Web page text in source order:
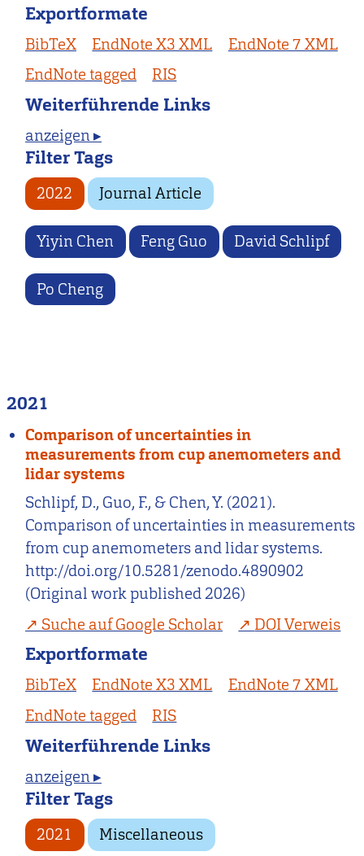
Exportformate
BibTeX EndNote X3 XML
EndNote 7 XML
EndNote tagged
RIS
Weiterführende Links
anzeigen ▸
Filter Tags
2022 Journal Article
Yiyin Chen Feng Guo David Schlipf
Po Cheng
2021
Comparison of uncertainties in
measurements from cup anemometers and
lidar systems
Schlipf, D., Guo, F., & Chen, Y. (2021).
Comparison of uncertainties in measurements
from cup anemometers and lidar systems.
http://doi.org/10.5281/zenodo.4890902
(Original work published 2026)
Suche auf Google Scholar
DOI Verweis
Exportformate
BibTeX EndNote X3 XML
EndNote 7 XML
EndNote tagged
RIS
Weiterführende Links
anzeigen ▸
Filter Tags
2021 Miscellaneous